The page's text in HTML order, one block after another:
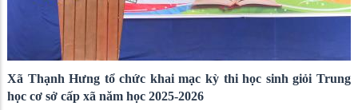
Xã Thạnh Hưng tổ chức khai mạc kỳ thi học sinh giỏi Trung
học cơ sở cấp xã năm học 2025-2026